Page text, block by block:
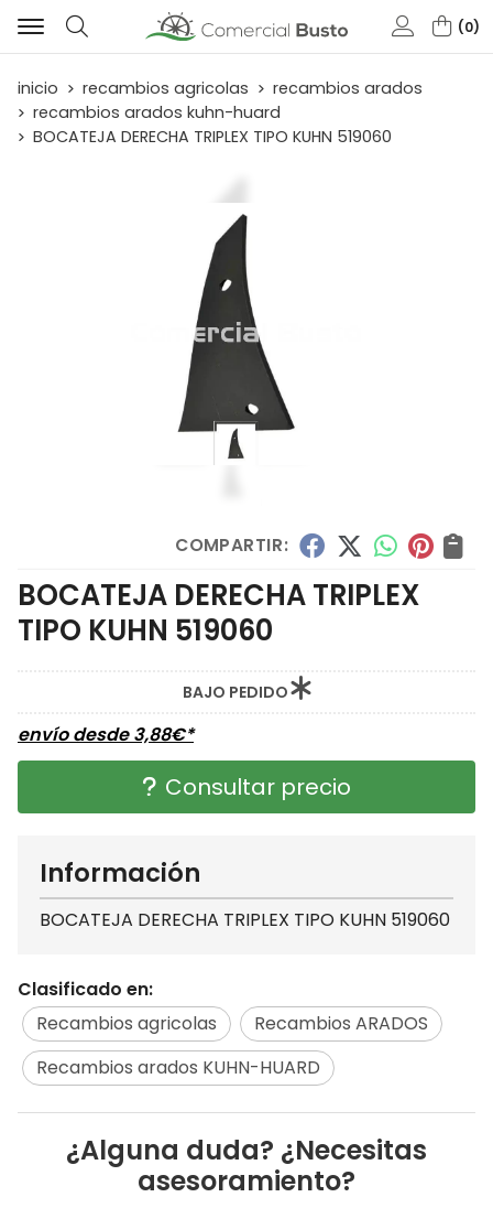
Buscar
0
inicio recambios agricolas
recambios arados
recambios arados kuhn-huard
BOCATEJA DERECHA TRIPLEX TIPO KUHN 519060
COMPARTIR:
BOCATEJA DERECHA TRIPLEX
TIPO KUHN 519060
BAJO PEDIDO
envío desde3,88€*
Consultar precio
Información
BOCATEJA DERECHA TRIPLEX TIPO KUHN 519060
Clasificado en:
Recambios agricolas
Recambios ARADOS
Recambios arados KUHN-HUARD
¿Alguna duda? ¿Necesitas
asesoramiento?